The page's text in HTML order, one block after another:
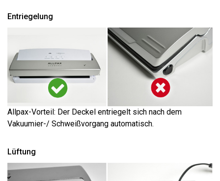
Entriegelung
Allpax-Vorteil: Der Deckel entriegelt sich nach dem
Vakuumier-/ Schweißvorgang automatisch.
Lüftung